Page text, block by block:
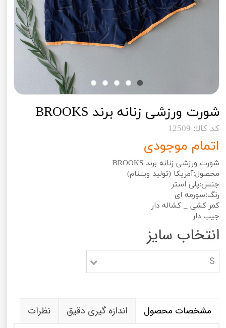
شورت ورزشی زنانه برند BROOKS
کد کالا: 12509
اتمام موجودی
شورت ورزشی زنانه برند BROOKS
محصول:آمریکا (تولید ویتنام)
جنس:پلی استر
رنگ:سورمه ای
کمر کشی _ کشاله دار
جیب دار
انتخاب سایز
S
مشخصات محصول اندازه گیری دقیق نظرات